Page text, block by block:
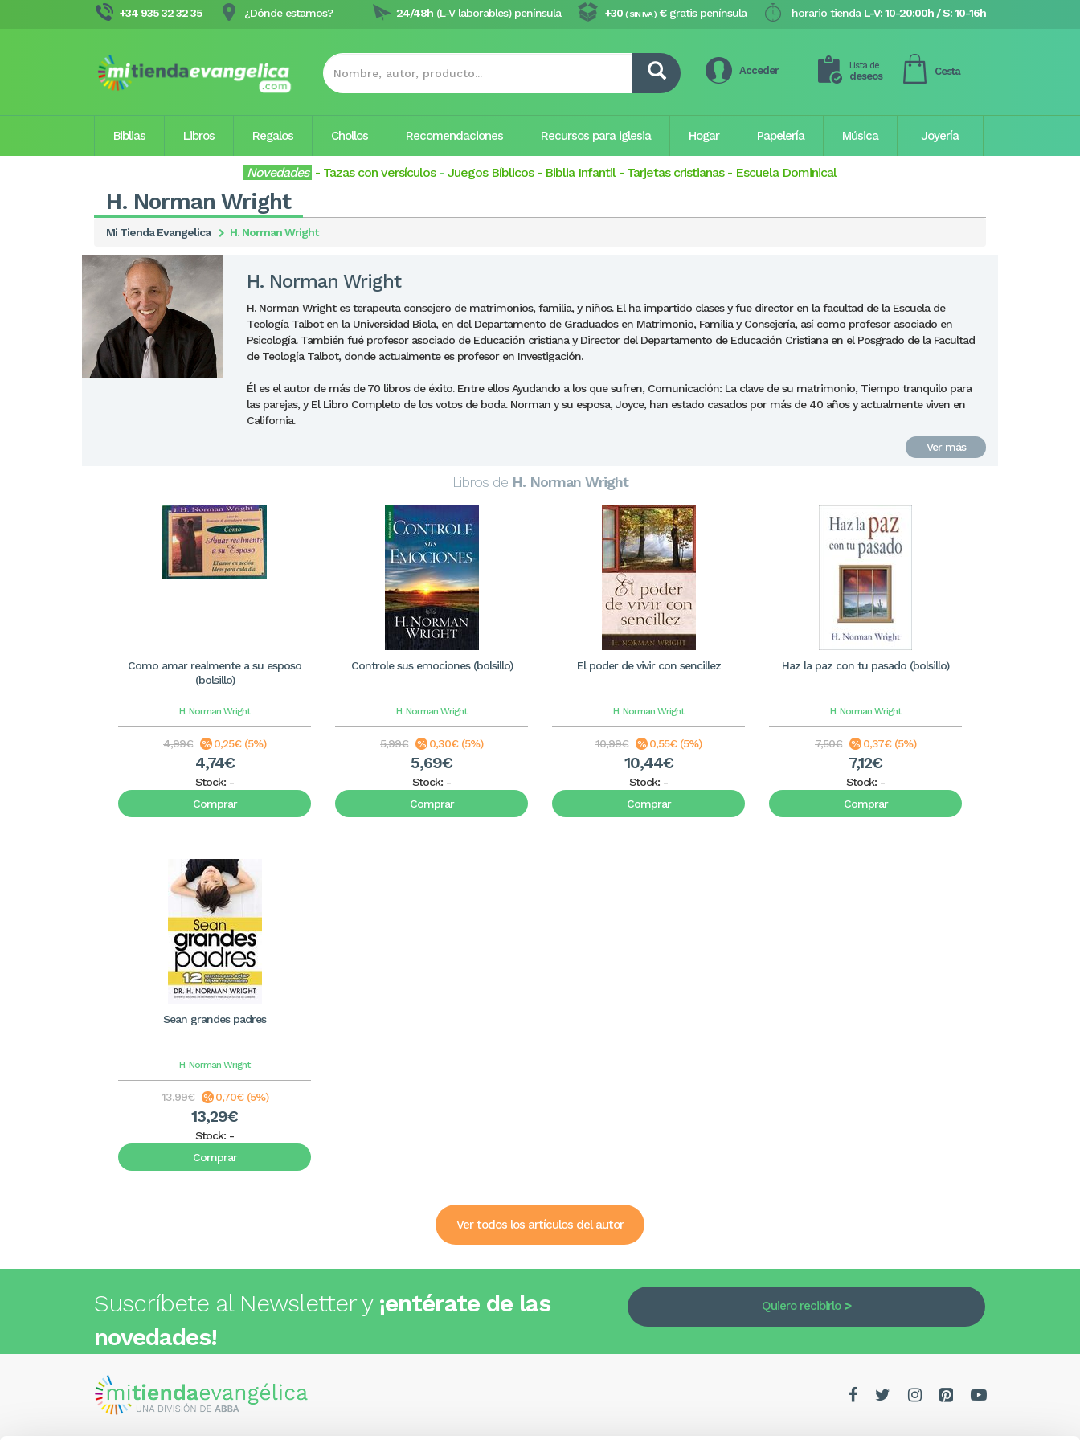
+34 935 32 32 35 ¿Dónde estamos? horario tienda L-V: 10-20:00h / S: 10-16h
+30 ( SIN IVA ) €gratis península
24/48h (L-V laborables) península
Acceder Lista de
deseos Cesta
Biblias Libros Regalos Chollos Recomendaciones Recursos para iglesia Hogar Papelería Música Joyería
Novedades - Tazas con versículos- Juegos Bíblicos- Biblia Infantil- Tarjetas cristianas - Escuela Dominical
H. Norman Wright
Mi Tienda Evangelica H. Norman Wright
H. Norman Wright
H. Norman Wright es terapeuta consejero de matrimonios, familia, y niños. El ha impartido clases y fue director en la facultad de la Escuela de
Teología Talbot en la Universidad Biola, en del Departamento de Graduados en Matrimonio, Familia y Consejería, así como profesor asociado en
Psicología. También fué profesor asociado de Educación cristiana y Director del Departamento de Educación Cristiana en el Posgrado de la Facultad
de Teología Talbot, donde actualmente es profesor en Investigación.
Él es el autor de más de 70 libros de éxito. Entre ellos Ayudando a los que sufren, Comunicación: La clave de su matrimonio, Tiempo tranquilo para
las parejas, y El Libro Completo de los votos de boda. Norman y su esposa, Joyce, han estado casados por más de 40 años y actualmente viven en
California.
Ver más
Libros de H. Norman Wright
Como amar realmente a su esposo
(bolsillo)
H. Norman Wright
4,99€ 0,25€ (5%)
4,74€
Stock: -
Comprar
Controle sus emociones (bolsillo)
H. Norman Wright
5,99€ 0,30€ (5%)
5,69€
Stock: -
Comprar
El poder de vivir con sencillez
H. Norman Wright
10,99€ 0,55€ (5%)
10,44€
Stock: -
Comprar
Haz la paz con tu pasado (bolsillo)
H. Norman Wright
7,50€ 0,37€ (5%)
7,12€
Stock: -
Comprar
Sean grandes padres
H. Norman Wright
13,99€ 0,70€ (5%)
13,29€
Stock: -
Comprar
Ver todos los artículos del autor
Suscríbete al Newsletter y ¡entérate de las
novedades!
Quiero recibirlo